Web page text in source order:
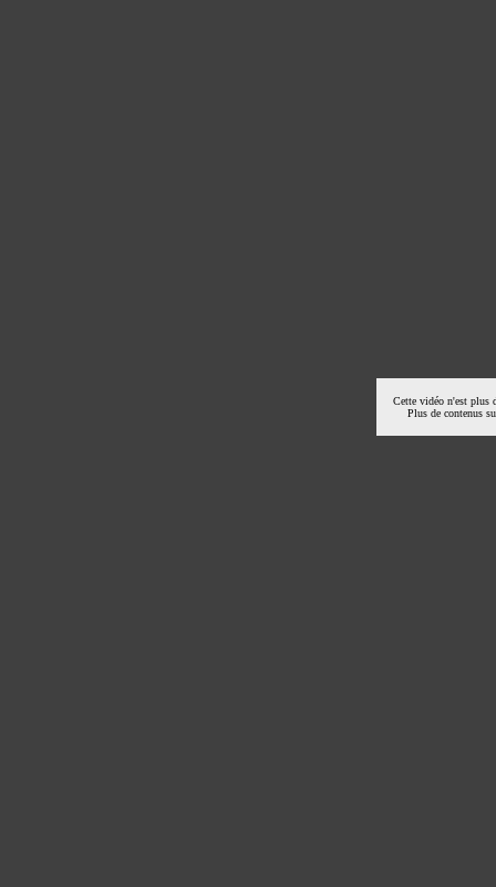
Cette vidéo n'est plus
Plus de contenus